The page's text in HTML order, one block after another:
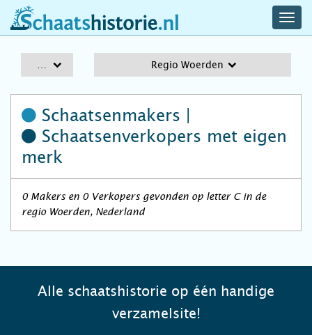
schaatshistorie.nl
Regio Woerden
Schaatsenmakers |
Schaatsenverkopers met eigen
merk
0 Makers en 0 Verkopers gevonden op letter C in de
regio Woerden, Nederland
Alle schaatshistorie op één handige
verzamelsite!